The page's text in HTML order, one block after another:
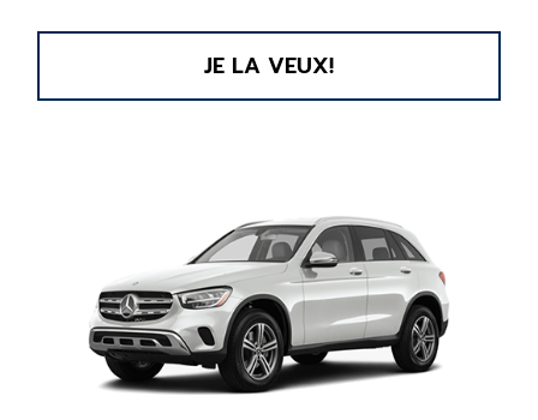
JE LA VEUX!